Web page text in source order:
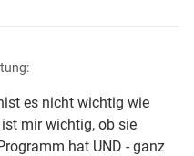
es nicht wichtig wie
ist mir wichtig, ob sie
hat UND - ganz